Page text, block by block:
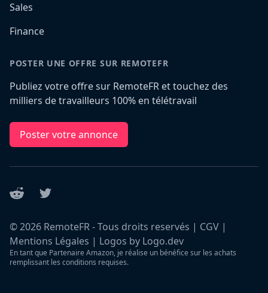
Sales
Finance
POSTER UNE OFFRE SUR REMOTEFR
Publiez votre offre sur RemoteFR et touchez des
milliers de travailleurs 100% en télétravail
Poster votre annonce
Reddit Twitter
©2026 RemoteFR - Tous droits reservés | CGV |
Mentions Légales | Logos by Logo.dev
En tant que Partenaire Amazon, je réalise un bénéfice sur les achats
remplissant les conditions requises.